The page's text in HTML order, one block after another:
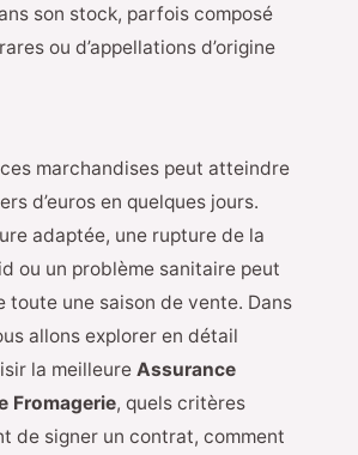
son stock, parfois composé
ou d’appellations d’origine
marchandises peut atteindre
d’euros en quelques jours.
adaptée, une rupture de la
ou un problème sanitaire peut
toute une saison de vente. Dans
allons explorer en détail
la meilleure Assurance
Fromagerie, quels critères
de signer un contrat, comment